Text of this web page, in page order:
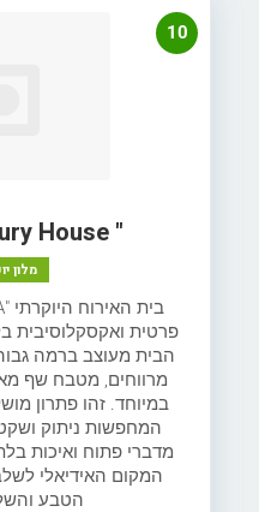
10
" ARADA " Luxury House
מלון
פרטית
הבית מעוצב ברמה
מרווחים, מטבח שף
במיוחד. זהו פתרון
המחפשות ניתוק
המקום האידיאלי
הטבע